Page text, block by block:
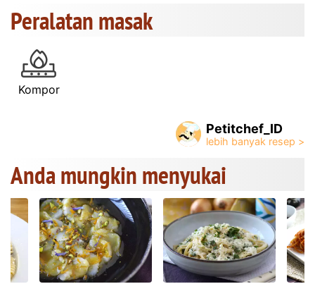
Peralatan masak
Kompor
Petitchef_ID
Anda mungkin menyukai